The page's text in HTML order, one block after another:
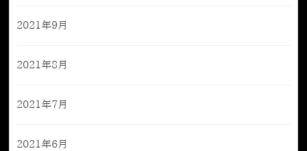
2021年9月
2021年8月
2021年7月
2021年6月